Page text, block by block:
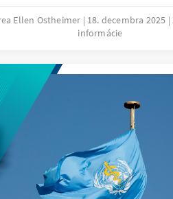
Staaten müssen nach vorn
hat die weltweite
jetzt ein Neustart der
Gesundheitsarchitektur
Ellen Ostheimer 18. decembra 2025
informácie